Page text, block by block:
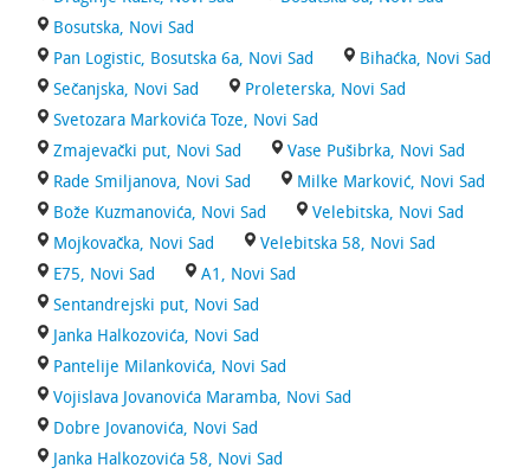
Bosutska, Novi Sad
Pan Logistic, Bosutska 6a, Novi Sad
Bihaćka, Novi Sad
Sečanjska, Novi Sad
Proleterska, Novi Sad
Svetozara Markovića Toze, Novi Sad
Zmajevački put, Novi Sad
Vase Pušibrka, Novi Sad
Rade Smiljanova, Novi Sad
Milke Marković, Novi Sad
Bože Kuzmanovića, Novi Sad
Velebitska, Novi Sad
Mojkovačka, Novi Sad
Velebitska 58, Novi Sad
E75, Novi Sad
A1, Novi Sad
Sentandrejski put, Novi Sad
Janka Halkozovića, Novi Sad
Pantelije Milankovića, Novi Sad
Vojislava Jovanovića Maramba, Novi Sad
Dobre Jovanovića, Novi Sad
Janka Halkozovića 58, Novi Sad